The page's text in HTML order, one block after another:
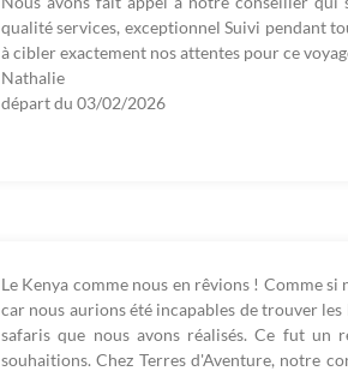
qualité services, exceptionnel Suivi pendant
à cibler exactement nos attentes pour ce
Nathalie
départ du 03/02/2026
Le Kenya comme nous en rêvions ! Comme
car nous aurions été incapables de trouver
safaris que nous avons réalisés. Ce fut un
souhaitions. Chez Terres d'Aventure, notre